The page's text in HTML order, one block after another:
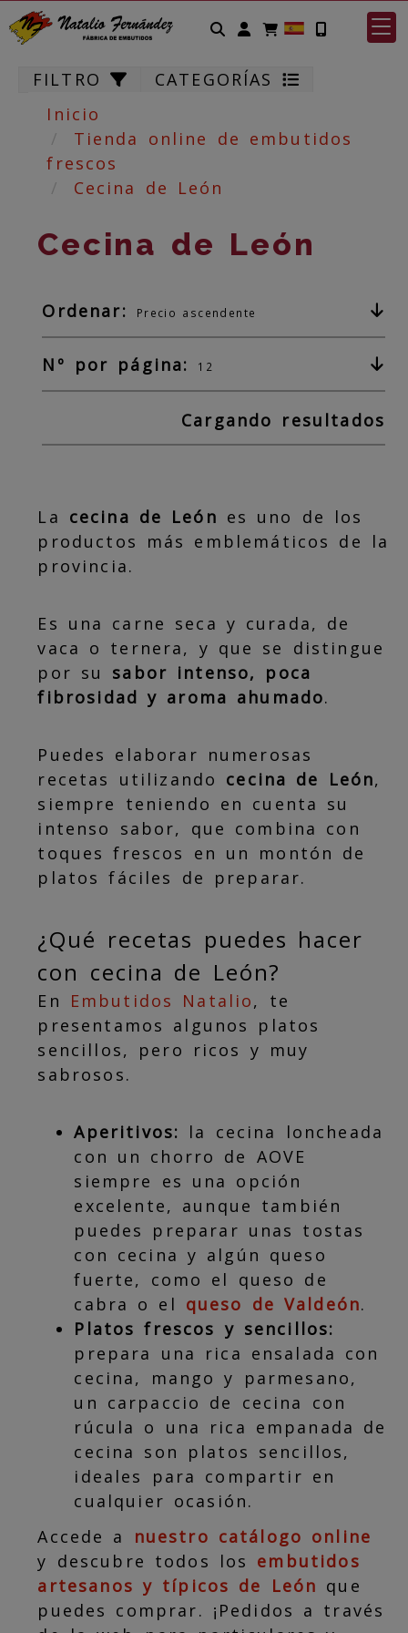
Identifícate
FILTRO
CATEGORÍAS
Inicio
Tienda online de embutidos
frescos
Cecina de León
Cecina de León
Ordenar: Precio ascendente
Nº por página: 12
Cargando resultados
La cecina de León es uno de los
productos más emblemáticos de la
provincia.
Es una carne seca y curada, de
vaca o ternera, y que se distingue
por su sabor intenso, poca
fibrosidad y aroma ahumado.
Puedes elaborar numerosas
recetas utilizando cecina de León,
siempre teniendo en cuenta su
intenso sabor, que combina con
toques frescos en un montón de
platos fáciles de preparar.
¿Qué recetas puedes hacer
con cecina de León?
En Embutidos Natalio, te
presentamos algunos platos
sencillos, pero ricos y muy
sabrosos.
Aperitivos: la cecina loncheada
con un chorro de AOVE
siempre es una opción
excelente, aunque también
puedes preparar unas tostas
con cecina y algún queso
fuerte, como el queso de
cabra o el queso de Valdeón.
Platos frescos y sencillos:
prepara una rica ensalada con
cecina, mango y parmesano,
un carpaccio de cecina con
rúcula o una rica empanada de
cecina son platos sencillos,
ideales para compartir en
cualquier ocasión.
Accede a
nuestro catálogo online
y descubre todos los embutidos
artesanos y típicos de León que
puedes comprar. ¡Pedidos a través